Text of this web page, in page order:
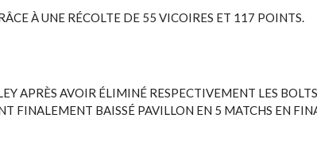
À UNE RÉCOLTE DE 55 VICOIRES ET 117 POINTS.
APRÈS AVOIR ÉLIMINÉ RESPECTIVEMENT LES
FINALEMENT BAISSÉ PAVILLON EN 5 MATCHS EN